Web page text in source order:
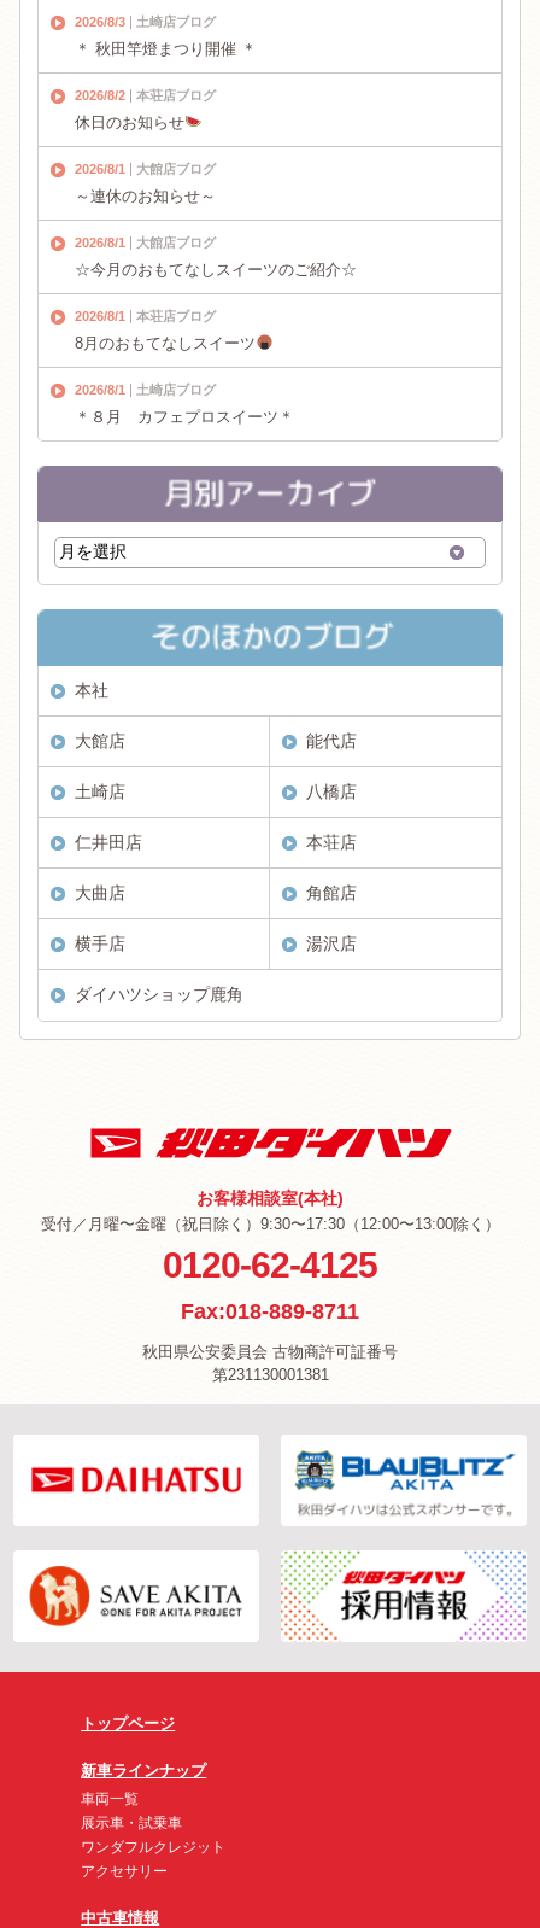
2026/8/3 土崎店ブログ
＊ 秋田竿燈まつり開催 ＊
2026/8/2 本荘店ブログ
休日のお知らせ
2026/8/1 大館店ブログ
～連休のお知らせ～
2026/8/1 大館店ブログ
☆今月のおもてなしスイーツのご紹介☆
2026/8/1 本荘店ブログ
8月のおもてなしスイーツ
2026/8/1 土崎店ブログ
＊８月 カフェプロスイーツ＊
本社
大館店 能代店
土崎店 八橋店
仁井田店 本荘店
大曲店 角館店
横手店 湯沢店
ダイハツショップ鹿角
お客様相談室(本社)
受付／月曜〜金曜（祝日除く）9:30〜17:30（12:00〜13:00除く）
0120-62-4125
Fax:018-889-8711
秋田県公安委員会 古物商許可証番号
第231130001381
トップページ
新車ラインナップ
車両一覧
展示車・試乗車
ワンダフルクレジット
アクセサリー
中古車情報